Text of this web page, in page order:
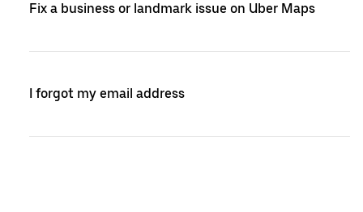
Fix a business or landmark issue on Uber Maps
I forgot my email address